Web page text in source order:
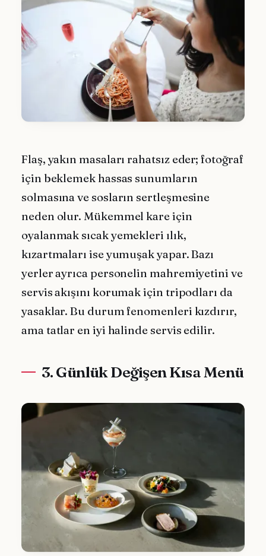
Flaş, yakın masaları rahatsız eder; fotoğraf
için beklemek hassas sunumların
solmasına ve sosların sertleşmesine
neden olur. Mükemmel kare için
oyalanmak sıcak yemekleri ılık,
kızartmaları ise yumuşak yapar. Bazı
yerler ayrıca personelin mahremiyetini ve
servis akışını korumak için tripodları da
yasaklar. Bu durum fenomenleri kızdırır,
ama tatlar en iyi halinde servis edilir.
3. Günlük Değişen Kısa Menü